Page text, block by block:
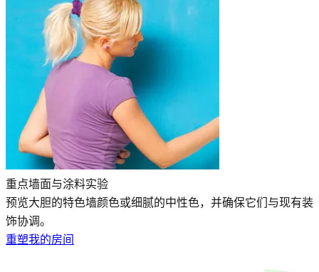
重点墙面与涂料实验
预览大胆的特色墙颜色或细腻的中性色，并确保它们与现有装
饰协调。
重塑我的房间